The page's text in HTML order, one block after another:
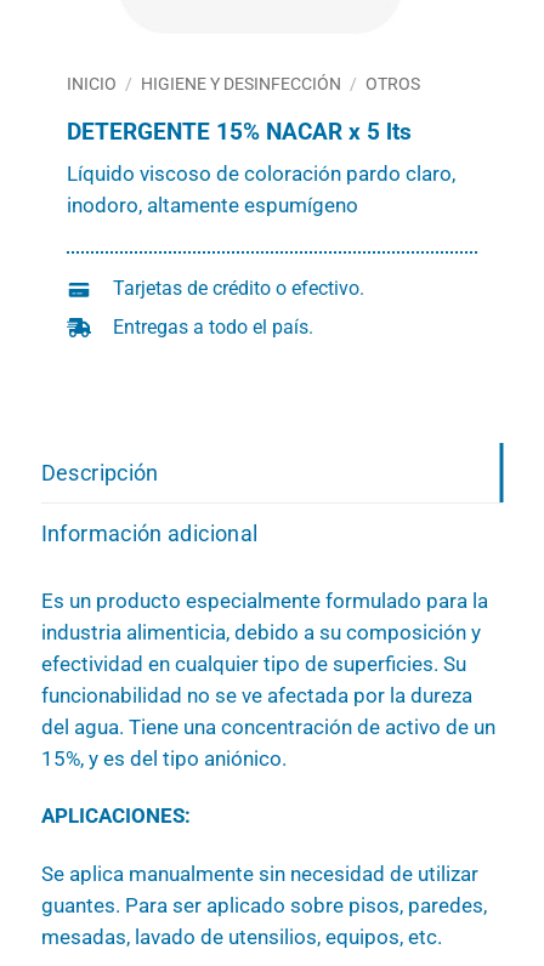
INICIO / HIGIENE Y DESINFECCIÓN / OTROS
DETERGENTE 15% NACAR x 5 lts
Líquido viscoso de coloración pardo claro,
inodoro, altamente espumígeno
Tarjetas de crédito o efectivo.
Entregas a todo el país.
Descripción
Información adicional
Es un producto especialmente formulado para la
industria alimenticia, debido a su composición y
efectividad en cualquier tipo de superficies. Su
funcionabilidad no se ve afectada por la dureza
del agua. Tiene una concentración de activo de un
15%, y es del tipo aniónico.
APLICACIONES:
Se aplica manualmente sin necesidad de utilizar
guantes. Para ser aplicado sobre pisos, paredes,
mesadas, lavado de utensilios, equipos, etc.